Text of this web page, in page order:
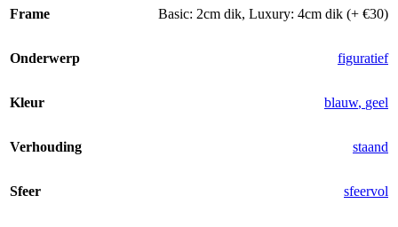
Frame Basic: 2cm dik, Luxury: 4cm dik (+ €30)
Onderwerp figuratief
Kleur blauw, geel
Verhouding staand
Sfeer sfeervol